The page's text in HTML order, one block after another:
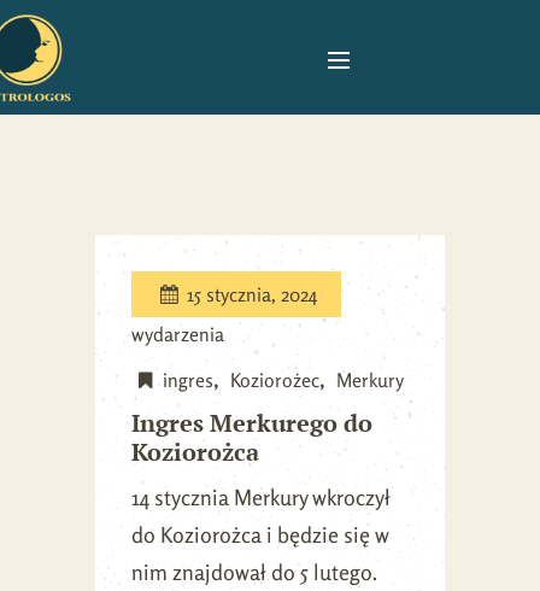
15 stycznia, 2024
wydarzenia
ingres
Koziorożec Merkury
Ingres Merkurego do
Koziorożca
14 stycznia Merkury wkroczył
do Koziorożca i będzie się w
nim znajdował do 5 lutego.